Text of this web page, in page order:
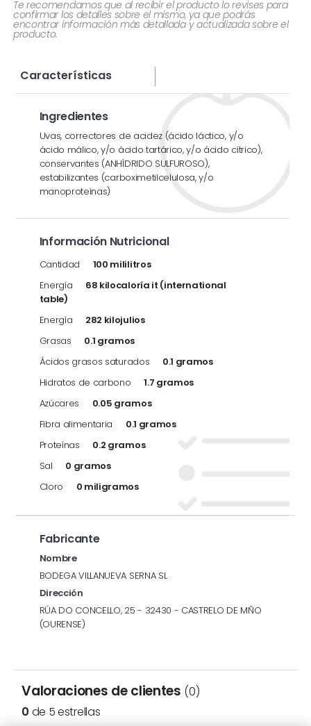
Te recomendamos que al recibir el producto lo revises para
confirmar los detalles sobre el mismo, ya que podrás
encontrar información más detallada y actualizada sobre el
producto.
Características
Ingredientes
Uvas, correctores de acidez (ácido láctico, y/o
ácido málico, y/o ácido tartárico, y/o ácido cítrico),
conservantes (ANHÍDRIDO SULFUROSO),
estabilizantes (carboximetilcelulosa, y/o
manoproteínas)
Información Nutricional
Cantidad
100 mililitros
Energía
68 kilocaloría it (international
table)
Energía
282 kilojulios
Grasas
0.1 gramos
Ácidos grasos saturados
0.1 gramos
Hidratos de carbono
1.7 gramos
Azúcares
0.05 gramos
Fibra alimentaria
0.1 gramos
Proteínas
0.2 gramos
Sal
0 gramos
Cloro
0 miligramos
Fabricante
Nombre
BODEGA VILLANUEVA SERNA SL
Dirección
RÚA DO CONCELLO, 25 - 32430 - CASTRELO DE MÑO
(OURENSE)
Valoraciones de clientes (0)
0 de 5 estrellas